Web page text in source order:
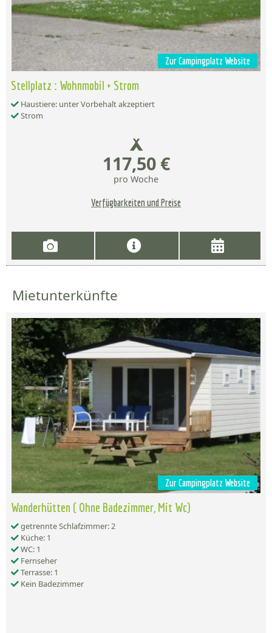
Zur Campingplatz Website
Stellplatz : Wohnmobil + Strom
Haustiere: unter Vorbehalt akzeptiert
Strom
117,50 €
pro Woche
Verfügbarkeiten und Preise
Mietunterkünfte
Zur Campingplatz Website
Wanderhütten ( Ohne Badezimmer, Mit Wc)
getrennte Schlafzimmer: 2
Küche: 1
WC: 1
Fernseher
Terrasse: 1
Kein Badezimmer